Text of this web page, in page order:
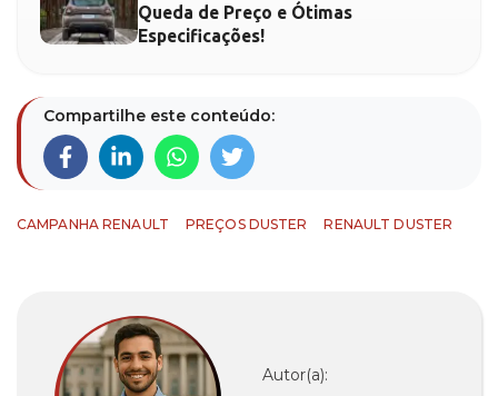
Queda de Preço e Ótimas
Especificações!
Compartilhe este conteúdo:
CAMPANHA RENAULT PREÇOS DUSTER RENAULT DUSTER
Autor(a):